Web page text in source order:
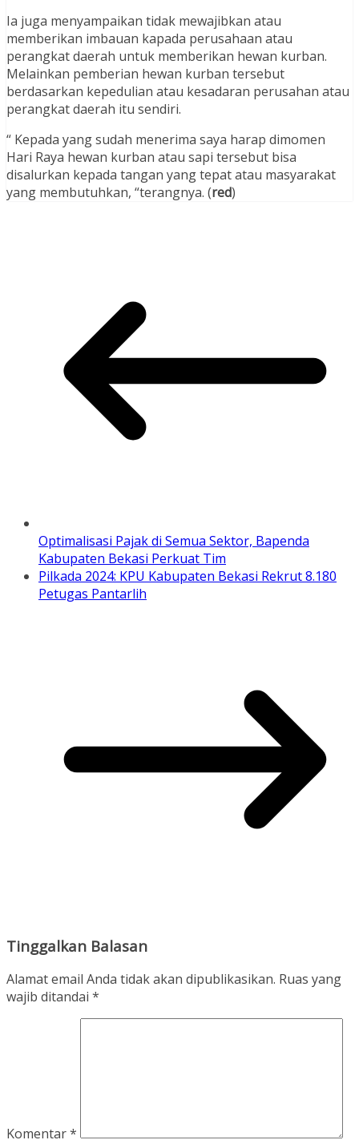
Ia juga menyampaikan tidak mewajibkan atau
memberikan imbauan kapada perusahaan atau
perangkat daerah untuk memberikan hewan kurban.
Melainkan pemberian hewan kurban tersebut
berdasarkan kepedulian atau kesadaran perusahan atau
perangkat daerah itu sendiri.
“ Kepada yang sudah menerima saya harap dimomen
Hari Raya hewan kurban atau sapi tersebut bisa
disalurkan kepada tangan yang tepat atau masyarakat
yang membutuhkan, “terangnya. (red)
Optimalisasi Pajak di Semua Sektor, Bapenda
Kabupaten Bekasi Perkuat Tim
Pilkada 2024: KPU Kabupaten Bekasi Rekrut 8.180
Petugas Pantarlih
Tinggalkan Balasan
Alamat email Anda tidak akan dipublikasikan. Ruas yang
wajib ditandai *
Komentar*